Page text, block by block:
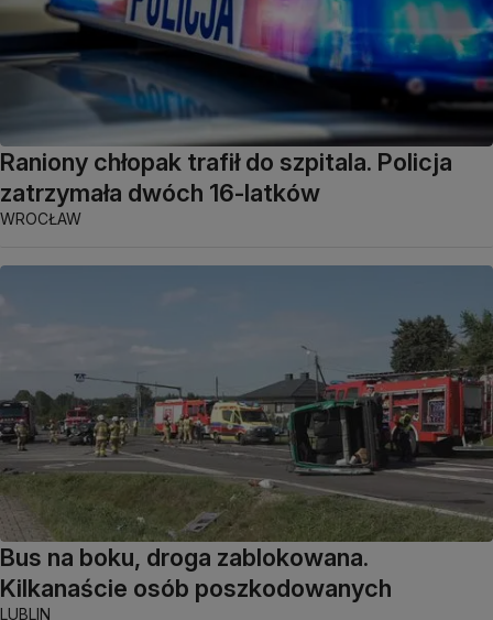
Raniony chłopak trafił do szpitala. Policja
zatrzymała dwóch 16-latków
WROCŁAW
Bus na boku, droga zablokowana.
Kilkanaście osób poszkodowanych
LUBLIN